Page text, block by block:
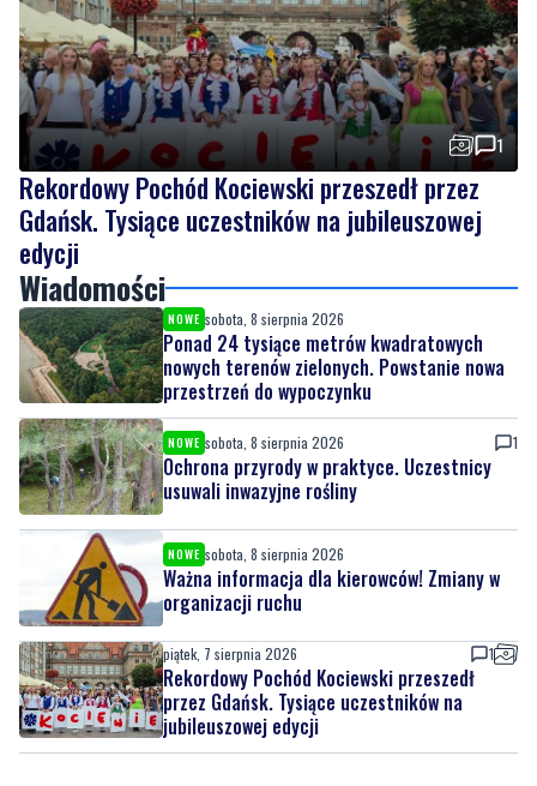
1
Rekordowy Pochód Kociewski przeszedł przez
Gdańsk. Tysiące uczestników na jubileuszowej
edycji
Wiadomości
NOWE sobota, 8 sierpnia 2026
Ponad 24 tysiące metrów kwadratowych
nowych terenów zielonych. Powstanie nowa
przestrzeń do wypoczynku
NOWE sobota, 8 sierpnia 2026 1
Ochrona przyrody w praktyce. Uczestnicy
usuwali inwazyjne rośliny
NOWE sobota, 8 sierpnia 2026
Ważna informacja dla kierowców! Zmiany w
organizacji ruchu
piątek, 7 sierpnia 2026 1
Rekordowy Pochód Kociewski przeszedł
przez Gdańsk. Tysiące uczestników na
jubileuszowej edycji